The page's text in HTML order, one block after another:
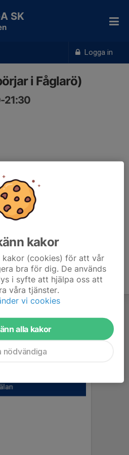
Logga in
SK
i Fåglarö)
21:30
kakor
kakor (cookies) för att vår
bra för dig. De används
i syfte att hjälpa oss att
våra tjänster.
vi cookies
alla kakor
nödvändiga